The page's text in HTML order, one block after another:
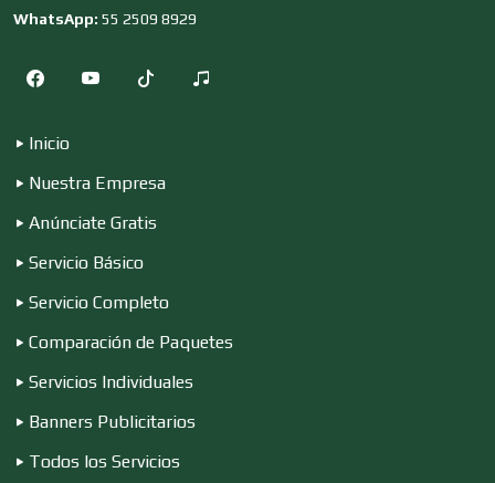
Compresores de aire
Conferencias Empresariales
Control de Plagas
WhatsApp: 55 2509 8929
Inicio
Nuestra Empresa
Anúnciate Gratis
Servicio Básico
Servicio Completo
Comparación de Paquetes
Servicios Individuales
Banners Publicitarios
Todos los Servicios